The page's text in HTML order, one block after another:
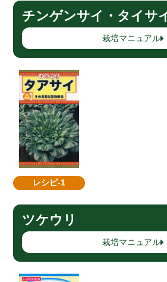
チンゲンサイ・タイサ
栽培マニュアル
レシピ-1
ツケウリ
栽培マニュアル